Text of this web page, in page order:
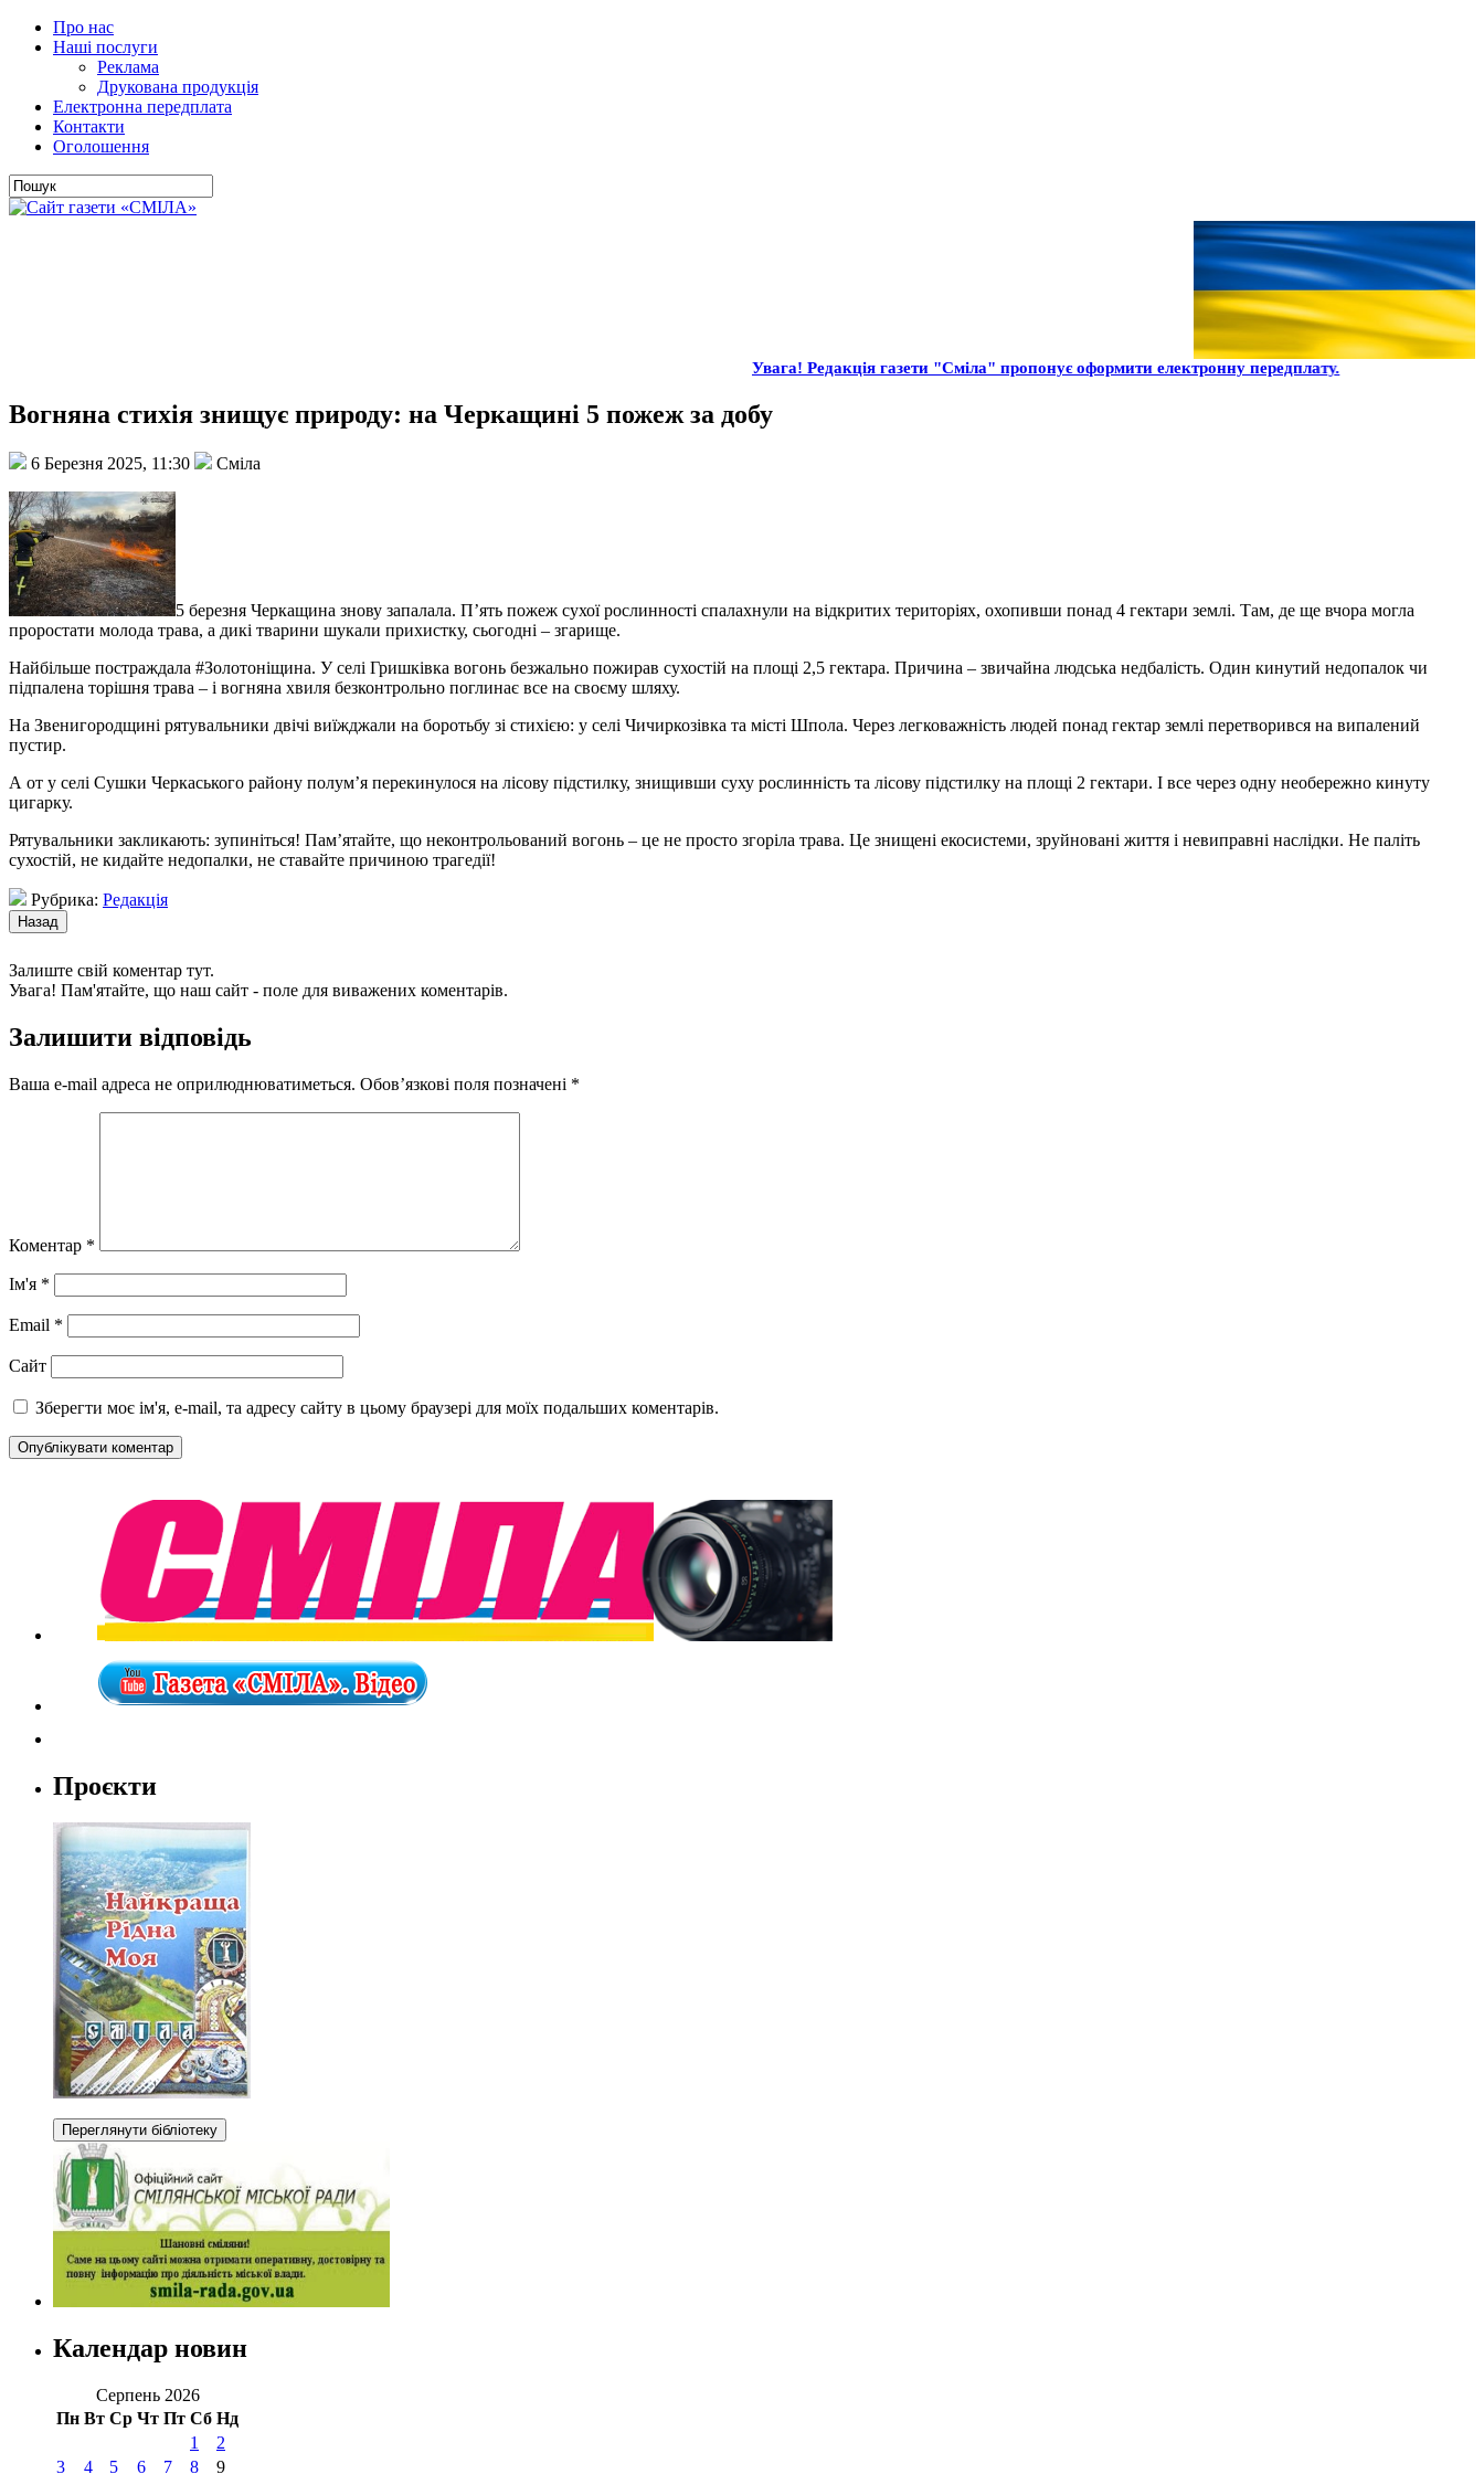
Про нас
Наші послуги
Реклама
Друкована продукція
Електронна передплата
Контакти
Оголошення
Увага! Редакція газети "Сміла" пропонує оформити електронну передплату.
Вогняна стихія знищує природу: на Черкащині 5 пожеж за добу
6 Березня 2025, 11:30 Сміла
5 березня Черкащина знову запалала. П’ять пожеж сухої рослинності спалахнули на відкритих територіях, охопивши понад 4 гектари землі. Там, де ще вчора могла
проростати молода трава, а дикі тварини шукали прихистку, сьогодні – згарище.
Найбільше постраждала #Золотоніщина. У селі Гришківка вогонь безжально пожирав сухостій на площі 2,5 гектара. Причина – звичайна людська недбалість. Один кинутий недопалок чи
підпалена торішня трава – і вогняна хвиля безконтрольно поглинає все на своєму шляху.
На Звенигородщині рятувальники двічі виїжджали на боротьбу зі стихією: у селі Чичиркозівка та місті Шпола. Через легковажність людей понад гектар землі перетворився на випалений
пустир.
А от у селі Сушки Черкаського району полум’я перекинулося на лісову підстилку, знищивши суху рослинність та лісову підстилку на площі 2 гектари. І все через одну необережно кинуту
цигарку.
Рятувальники закликають: зупиніться! Пам’ятайте, що неконтрольований вогонь – це не просто згоріла трава. Це знищені екосистеми, зруйновані життя і невиправні наслідки. Не паліть
сухостій, не кидайте недопалки, не ставайте причиною трагедії!
Рубрика: Редакція
Залиште свій коментар тут.
Увага! Пам'ятайте, що наш сайт - поле для виважених коментарів.
Залишити відповідь
Ваша e-mail адреса не оприлюднюватиметься. Обов’язкові поля позначені *
Коментар *
Ім'я *
Email *
Сайт
Зберегти моє ім'я, e-mail, та адресу сайту в цьому браузері для моїх подальших коментарів.
Проєкти
Календар новин
Серпень 2026
Пн Вт Ср Чт Пт Сб Нд
1
2
3
4 5 6 7 8 9